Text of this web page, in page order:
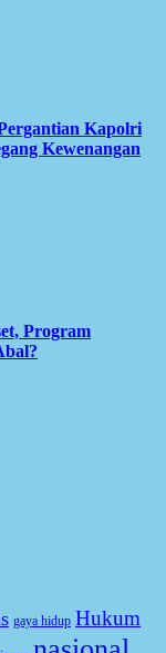
Kapolri
Kewenangan
Program
gaya hidup Hukum